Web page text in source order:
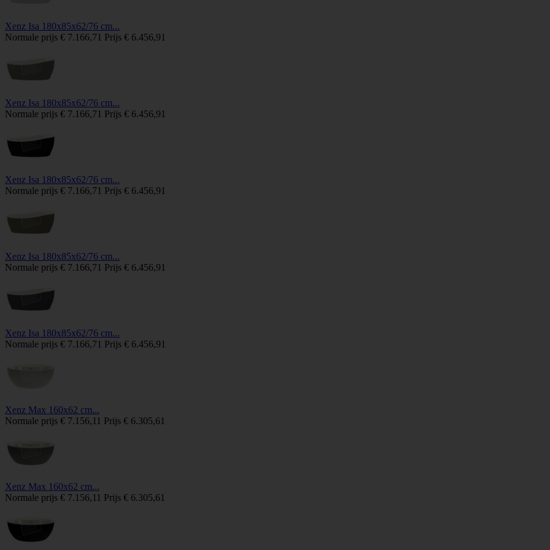
Xenz Isa 180x85x62/76 cm...
Normale prijs € 7.166,71 Prijs € 6.456,91
Xenz Isa 180x85x62/76 cm...
Normale prijs € 7.166,71 Prijs € 6.456,91
Xenz Isa 180x85x62/76 cm...
Normale prijs € 7.166,71 Prijs € 6.456,91
Xenz Isa 180x85x62/76 cm...
Normale prijs € 7.166,71 Prijs € 6.456,91
Xenz Isa 180x85x62/76 cm...
Normale prijs € 7.166,71 Prijs € 6.456,91
Xenz Max 160x62 cm...
Normale prijs € 7.156,11 Prijs € 6.305,61
Xenz Max 160x62 cm...
Normale prijs € 7.156,11 Prijs € 6.305,61